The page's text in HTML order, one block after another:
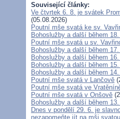
Související články:
Ve čtvrtek 6. 8. je svátek
(05.08.2026)
Poutní mše svatá ke sv.
Bohoslužby a další během
Poutní mše svatá u sv.
Bohoslužby a další během
Bohoslužby a další během
Bohoslužby a další během
Bohoslužby a další během
Poutní mše svatá v Lančově
Poutní mše svatá ve
Poutní mše svatá v Onšově
Bohoslužby a další během
Dnes v pondělí 29. 6. je
nezapomeňte jít na mši svatou